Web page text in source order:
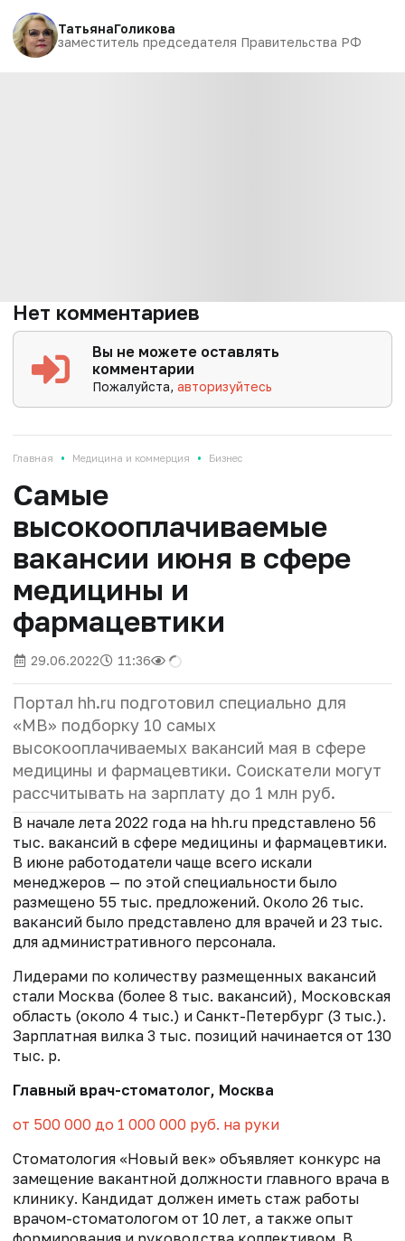
ТатьянаГоликова
заместитель председателя Правительства РФ
Нет комментариев
Вы не можете оставлять
комментарии
Пожалуйста,авторизуйтесь
Главная • Медицина и коммерция • Бизнес
Самые
высокооплачиваемые
вакансии июня в сфере
медицины и
фармацевтики
29.06.2022 11:36
Портал hh.ru подготовил специально для
«МВ» подборку 10 самых
высокооплачиваемых вакансий мая в сфере
медицины и фармацевтики. Соискатели могут
рассчитывать на зарплату до 1 млн руб.
В начале лета 2022 года на hh.ru представлено 56
тыс. вакансий в сфере медицины и фармацевтики.
В июне работодатели чаще всего искали
менеджеров — по этой специальности было
размещено 55 тыс. предложений. Около 26 тыс.
вакансий было представлено для врачей и 23 тыс.
для административного персонала.
Лидерами по количеству размещенных вакансий
стали Москва (более 8 тыс. вакансий), Московская
область (около 4 тыс.) и Санкт-Петербург (3 тыс.).
Зарплатная вилка 3 тыс. позиций начинается от 130
тыс. р.
Главный врач-стоматолог, Москва
от 500 000 до 1 000 000 руб. на руки
Стоматология «Новый век» объявляет конкурс на
замещение вакантной должности главного врача в
клинику. Кандидат должен иметь стаж работы
врачом-стоматологом от 10 лет, а также опыт